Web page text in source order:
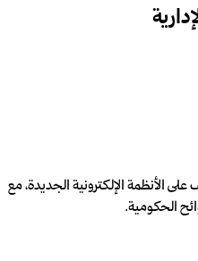
بحاجة لتدريب 3000 موظف على الأنظمة الإلكترونية الجديدة، مع
الحكومية.